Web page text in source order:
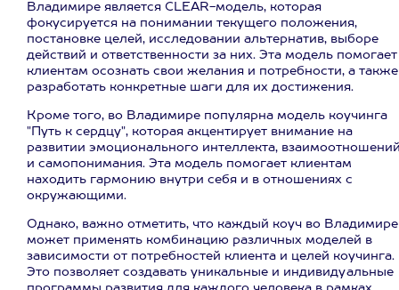
Владимире является CLEAR-модель, которая
фокусируется на понимании текущего положения,
постановке целей, исследовании альтернатив, выборе
действий и ответственности за них. Эта модель помогает
клиентам осознать свои желания и потребности, а также
разработать конкретные шаги для их достижения.
Кроме того, во Владимире популярна модель коучинга
"Путь к сердцу", которая акцентирует внимание на
развитии эмоционального интеллекта,
и самопонимания. Эта модель помогает клиентам
находить гармонию внутри себя и в отношениях с
окружающими.
Однако, важно отметить, что каждый коуч во Владимире
может применять комбинацию различных моделей в
зависимости от потребностей клиента и целей коучинга.
Это позволяет создавать уникальные и индивидуальные